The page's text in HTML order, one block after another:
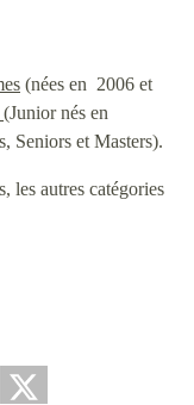
(nées en 2006 et
(Junior nés en
Seniors et Masters).
les autres catégories